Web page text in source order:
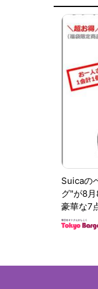
Suicaの
グ"が8
豪華な7